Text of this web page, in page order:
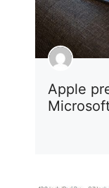
Apple